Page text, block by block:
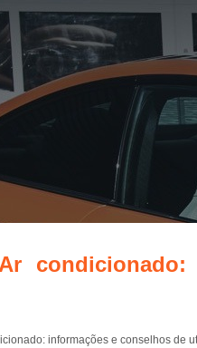
informações e conselhos de